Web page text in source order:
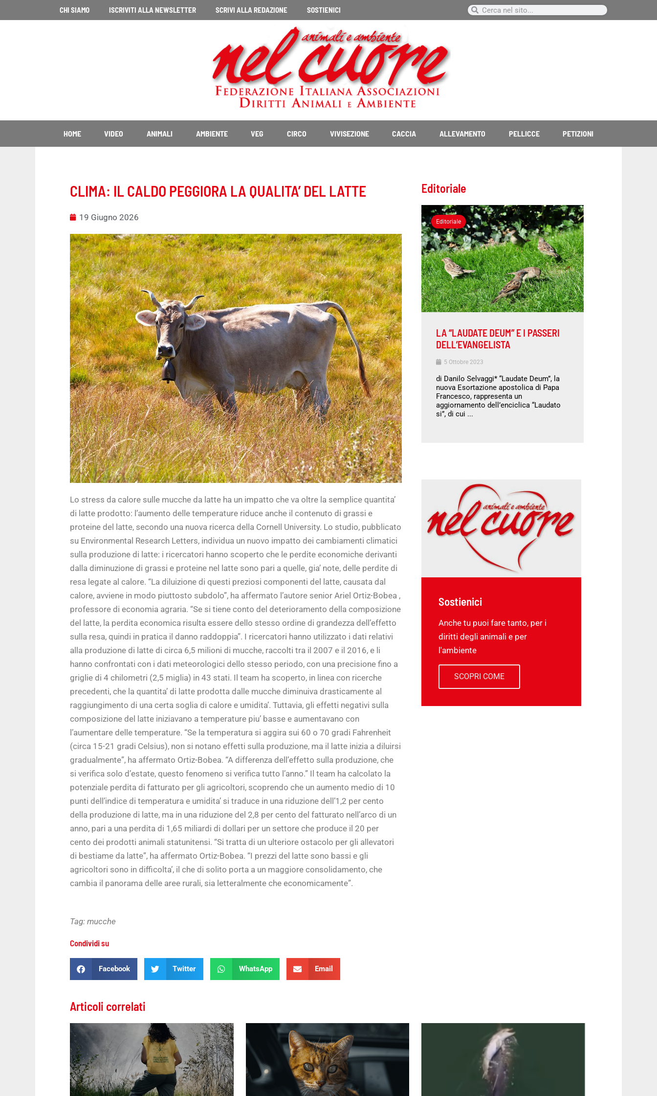
al
CHI SIAMO ISCRIVITI ALLA NEWSLETTER SCRIVI ALLA REDAZIONE SOSTIENICI Cerca
Cerca
HOME VIDEO ANIMALI AMBIENTE VEG CIRCO VIVISEZIONE CACCIA ALLEVAMENTO PELLICCE PETIZIONI
CLIMA: IL CALDO PEGGIORA LA QUALITA’ DEL LATTE
19 Giugno 2026
Lo stress da calore sulle mucche da latte ha un impatto che va oltre la semplice quantita’
di latte prodotto: l’aumento delle temperature riduce anche il contenuto di grassi e
proteine del latte, secondo una nuova ricerca della Cornell University. Lo studio, pubblicato
su Environmental Research Letters, individua un nuovo impatto dei cambiamenti climatici
sulla produzione di latte: i ricercatori hanno scoperto che le perdite economiche derivanti
dalla diminuzione di grassi e proteine nel latte sono pari a quelle, gia’ note, delle perdite di
resa legate al calore. “La diluizione di questi preziosi componenti del latte, causata dal
calore, avviene in modo piuttosto subdolo”, ha affermato l’autore senior Ariel Ortiz-Bobea ,
professore di economia agraria. “Se si tiene conto del deterioramento della composizione
del latte, la perdita economica risulta essere dello stesso ordine di grandezza dell’effetto
sulla resa, quindi in pratica il danno raddoppia”. I ricercatori hanno utilizzato i dati relativi
alla produzione di latte di circa 6,5 milioni di mucche, raccolti tra il 2007 e il 2016, e li
hanno confrontati con i dati meteorologici dello stesso periodo, con una precisione fino a
griglie di 4 chilometri (2,5 miglia) in 43 stati. Il team ha scoperto, in linea con ricerche
precedenti, che la quantita’ di latte prodotta dalle mucche diminuiva drasticamente al
raggiungimento di una certa soglia di calore e umidita’. Tuttavia, gli effetti negativi sulla
composizione del latte iniziavano a temperature piu’ basse e aumentavano con
l’aumentare delle temperature. “Se la temperatura si aggira sui 60 o 70 gradi Fahrenheit
(circa 15-21 gradi Celsius), non si notano effetti sulla produzione, ma il latte inizia a diluirsi
gradualmente”, ha affermato Ortiz-Bobea. “A differenza dell’effetto sulla produzione, che
si verifica solo d’estate, questo fenomeno si verifica tutto l’anno.” Il team ha calcolato la
potenziale perdita di fatturato per gli agricoltori, scoprendo che un aumento medio di 10
punti dell’indice di temperatura e umidita’ si traduce in una riduzione dell’1,2 per cento
della produzione di latte, ma in una riduzione del 2,8 per cento del fatturato nell’arco di un
anno, pari a una perdita di 1,65 miliardi di dollari per un settore che produce il 20 per
cento dei prodotti animali statunitensi. “Si tratta di un ulteriore ostacolo per gli allevatori
di bestiame da latte”, ha affermato Ortiz-Bobea. “I prezzi del latte sono bassi e gli
agricoltori sono in difficolta’, il che di solito porta a un maggiore consolidamento, che
cambia il panorama delle aree rurali, sia letteralmente che economicamente”.
Tag: mucche
Condividi su
Facebook Twitter WhatsApp Email
Editoriale
Editoriale
LA “LAUDATE DEUM” E I PASSERI
DELL’EVANGELISTA
5 Ottobre 2023
di Danilo Selvaggi* “Laudate Deum”, la
nuova Esortazione apostolica di Papa
Francesco, rappresenta un
aggiornamento dell’enciclica “Laudato
si”, di cui ...
Sostienici
Anche tu puoi fare tanto, per i
diritti degli animali e per
l'ambiente
SCOPRI COME
Articoli correlati